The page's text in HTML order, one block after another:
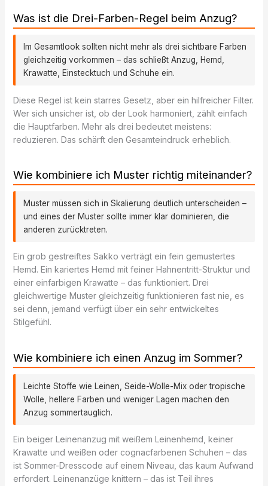
Was ist die Drei-Farben-Regel beim Anzug?
Im Gesamtlook sollten nicht mehr als drei sichtbare Farben
gleichzeitig vorkommen – das schließt Anzug, Hemd,
Krawatte, Einstecktuch und Schuhe ein.
Diese Regel ist kein starres Gesetz, aber ein hilfreicher Filter.
Wer sich unsicher ist, ob der Look harmoniert, zählt einfach
die Hauptfarben. Mehr als drei bedeutet meistens:
reduzieren. Das schärft den Gesamteindruck erheblich.
Wie kombiniere ich Muster richtig miteinander?
Muster müssen sich in Skalierung deutlich unterscheiden –
und eines der Muster sollte immer klar dominieren, die
anderen zurücktreten.
Ein grob gestreiftes Sakko verträgt ein fein gemustertes
Hemd. Ein kariertes Hemd mit feiner Hahnentritt-Struktur und
einer einfarbigen Krawatte – das funktioniert. Drei
gleichwertige Muster gleichzeitig funktionieren fast nie, es
sei denn, jemand verfügt über ein sehr entwickeltes
Stilgefühl.
Wie kombiniere ich einen Anzug im Sommer?
Leichte Stoffe wie Leinen, Seide-Wolle-Mix oder tropische
Wolle, hellere Farben und weniger Lagen machen den
Anzug sommertauglich.
Ein beiger Leinenanzug mit weißem Leinenhemd, keiner
Krawatte und weißen oder cognacfarbenen Schuhen – das
ist Sommer-Dresscode auf einem Niveau, das kaum Aufwand
erfordert. Leinenanzüge knittern – das ist Teil ihres